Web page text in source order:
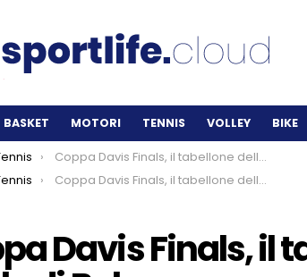
BASKET MOTORI TENNIS VOLLEY BIKE
Coppa Davis Finals, il tabellone della fase finale di Bologna
Coppa Davis Finals, il tabellone della fase finale di Bologna
Davis Finals, il